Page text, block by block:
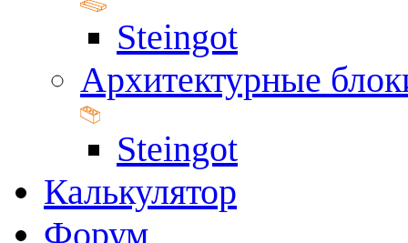
Steingot
Архитектурные
Steingot
Калькулятор
Форум